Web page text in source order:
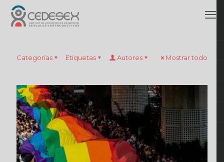
Categorías Etiquetas Autores Mostrar todo